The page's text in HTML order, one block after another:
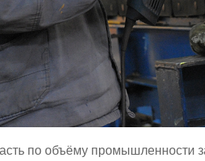
по объёму промышленности